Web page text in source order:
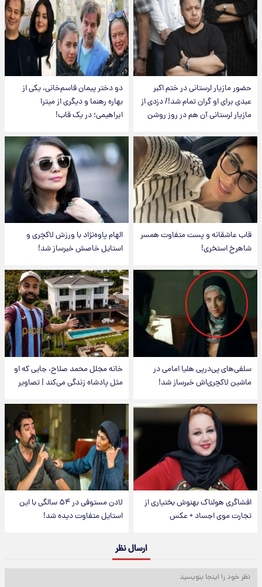
حضور مازیار لرستانی در ختم اکبر
عبدی برای او گران تمام شد!/ دزدی از
مازیار لرستانی آن هم در روز روشن
دو دختر پیمان قاسم‌خانی، یکی از
بهاره رهنما و دیگری از میترا
ابراهیمی؛ در یک قاب!
قاب عاشقانه و پست متفاوت همسر
شاهرخ استخری!
الهام پاوه‌نژاد با ورزش لاکچری و
استایل خاصش خبرساز شد!
سلفی‌های پی‌درپی هلیا امامی در
ماشین لاکچری‌اش خبرساز شد!
خانه مجلل محمد صلاح، جایی که او
مثل پادشاه زندگی می‌کند | تصاویر
افشاگری هولناک بهنوش بختیاری از
تجارت موی اجساد + عکس
لادن مستوفی در ۵۴ سالگی با این
استایل متفاوت دیده شد!
ارسال نظر